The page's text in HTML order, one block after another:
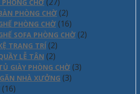
CHỜ
PHÒNG CHỜ (2)
PHÒNG CHỜ (16)
SOFA PHÒNG CHỜ (2)
TRANG TRÍ (2)
LỄ TÂN (2)
GIÀY PHÒNG CHỜ (3)
NHÀ XƯỞNG (3)
(16)